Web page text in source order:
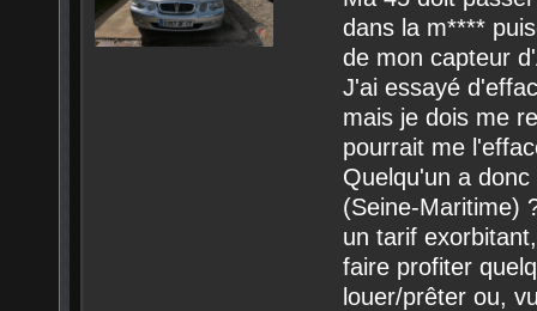
dans la m****
de mon capteur
J'ai essayé
mais je dois me
pourrait me
Quelqu'un a
(Seine-Maritime)
un tarif
faire profiter
louer/prêter ou,